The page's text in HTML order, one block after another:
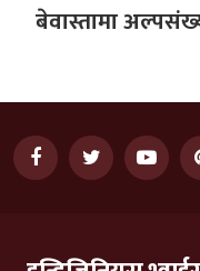
बेवास्तामा